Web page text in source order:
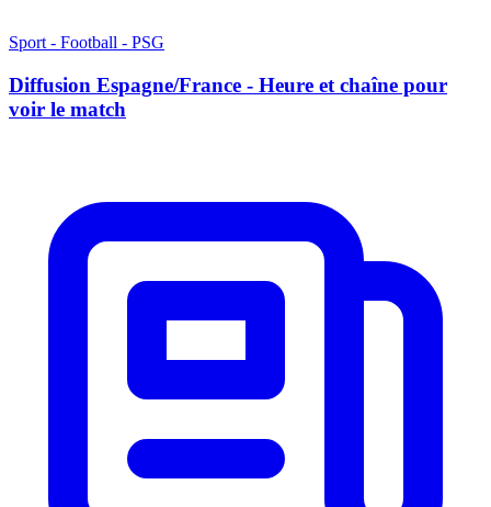
Sport - Football - PSG
Diffusion Espagne/France - Heure et chaîne pour
voir le match